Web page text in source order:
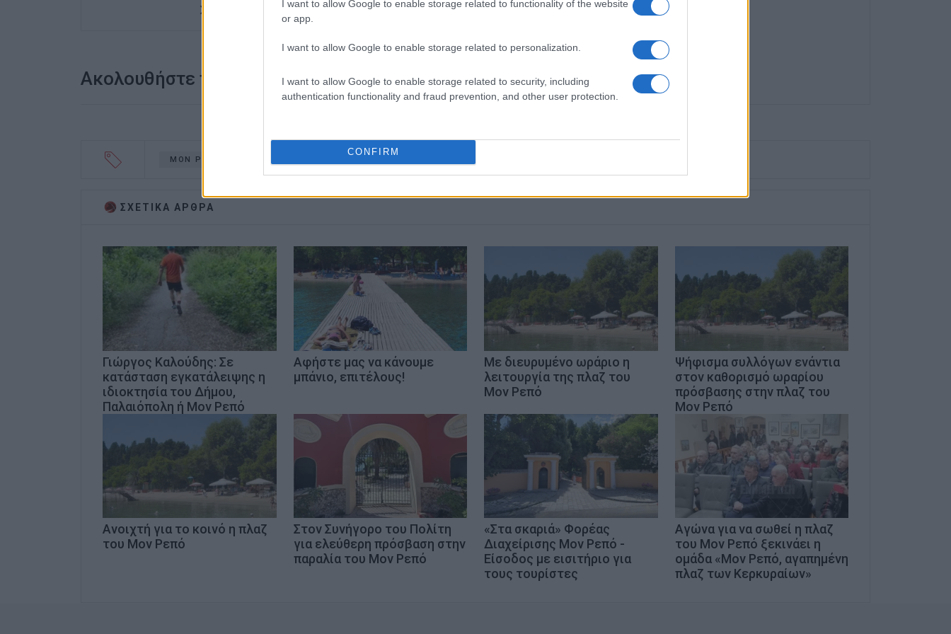
I want to allow Google to enable storage related to functionality of the website
or app.
I want to allow Google to enable storage related to personalization.
I want to allow Google to enable storage related to security, including
authentication functionality and fraud prevention, and other user protection.
CONFIRM
Στρατηγικές Σπουδές.
Ακολουθήστε το enimerosi στοFacebook
ΜΟΝ ΡΕΠΟ
ΣΧΕΤΙΚA AΡΘΡΑ
Γιώργος Καλούδης: Σε
κατάσταση εγκατάλειψης η
ιδιοκτησία του Δήμου,
Παλαιόπολη ή Μον Ρεπό
Αφήστε μας να κάνουμε
μπάνιο, επιτέλους!
Με διευρυμένο ωράριο η
λειτουργία της πλαζ του
Μον Ρεπό
Ψήφισμα συλλόγων ενάντια
στον καθορισμό ωραρίου
πρόσβασης στην πλαζ του
Μον Ρεπό
Ανοιχτή για το κοινό η πλαζ
του Μον Ρεπό
Στον Συνήγορο του Πολίτη
για ελεύθερη πρόσβαση στην
παραλία του Μον Ρεπό
«Στα σκαριά» Φορέας
Διαχείρισης Μον Ρεπό -
Είσοδος με εισιτήριο για
τους τουρίστες
Αγώνα για να σωθεί η πλαζ
του Μον Ρεπό ξεκινάει η
ομάδα «Μον Ρεπό, αγαπημένη
πλαζ των Κερκυραίων»